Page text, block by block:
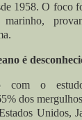
1958. O foco
é
o estudo,
dos
Unidos,